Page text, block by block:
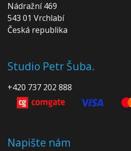
Nádražní 469
543 01 Vrchlabí
Česká republika
Studio Petr Šuba.
+420 737 202 888
Napište nám